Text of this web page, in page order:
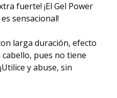
fuerte! ¡El Gel Power
sensacional!
larga duración, efecto
pues no tiene
y abuse, sin